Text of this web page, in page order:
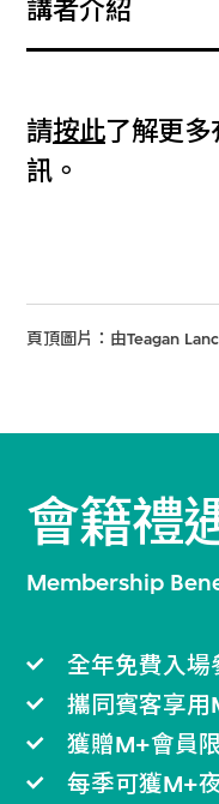
講者介紹
請按此了解更
訊。
頁頂圖片：由Teagan
會籍禮
Membership
全年免費入場
攜同賓客享用
獲贈M+會員
每季可獲M+